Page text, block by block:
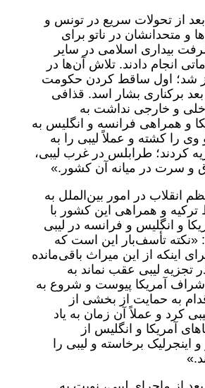
از تحولات سریع در تونس و
و متحدانشان در ناتو برای
بیداری اسلامی در سایر
انجام دادند. تلاش آن‌ها در
شد؛ اول ساقط کردن حکومت
برکناری بشار اسد. قذافی
و خارجی نداشت به
و همراهی فرانسه و انگلیس به
را کشته و عملاً لیبی را به
کردند؛ طرابلس در غرب لیبی،
و سرت در میانه آن کشور.»
انقلاب در امور بین‌الملل به
و همراهی این کشور با
و انگلیس و فرانسه در لیبی
تأسف‌بار این است که
اینکه از این میراث باقی‌مانده
تجزیه لیبی عقب نماند به
آمریکا پیوست و شروع به
به حمایت از بخشی از
کرد و عملاً آن زمان به یاد
آمریکا و انگلیس از
و اینجرلیک برخاسته و لیبی را